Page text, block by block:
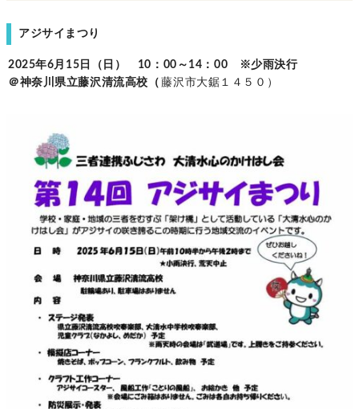
アジサイまつり
2025年6月15日（日） 10：00～14：00 ※少雨決行
＠神奈川県立藤沢清流高校（ 藤沢市大鋸１４５０）